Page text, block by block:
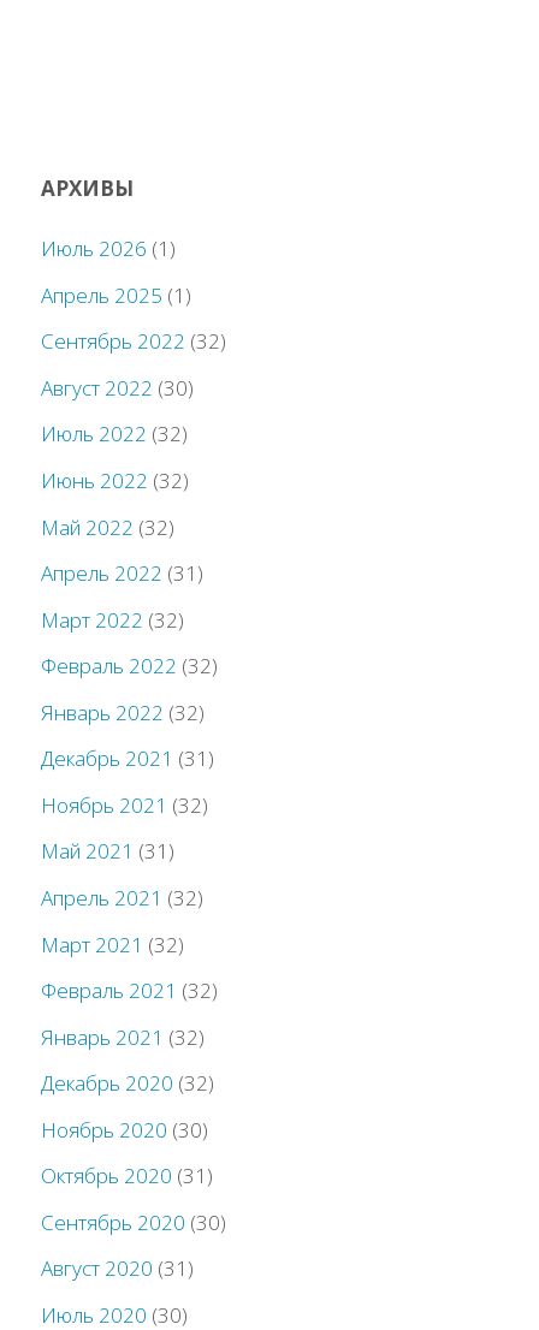
АРХИВЫ
Июль 2026 (1)
Апрель 2025 (1)
Сентябрь 2022 (32)
Август 2022 (30)
Июль 2022 (32)
Июнь 2022 (32)
Май 2022 (32)
Апрель 2022 (31)
Март 2022 (32)
Февраль 2022 (32)
Январь 2022 (32)
Декабрь 2021 (31)
Ноябрь 2021 (32)
Май 2021 (31)
Апрель 2021 (32)
Март 2021 (32)
Февраль 2021 (32)
Январь 2021 (32)
Декабрь 2020 (32)
Ноябрь 2020 (30)
Октябрь 2020 (31)
Сентябрь 2020 (30)
Август 2020 (31)
Июль 2020 (30)